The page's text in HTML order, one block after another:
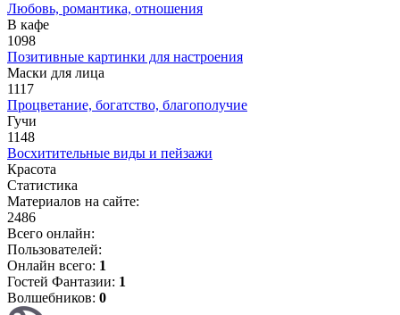
Любовь, романтика, отношения
В кафе
1098
Позитивные картинки для настроения
Маски для лица
1117
Процветание, богатство, благополучие
Гучи
1148
Восхитительные виды и пейзажи
Красота
Статистика
Материалов на сайте:
2486
Всего онлайн:
Пользователей:
Онлайн всего: 1
Гостей Фантазии: 1
Волшебников: 0